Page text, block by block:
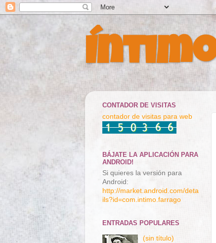
CONTADOR DE VISITAS
contador de visitas para web
BÁJATE LA APLICACIÓN PARA
ANDROID!
Si quieres la versión para
Android:
http://market.android.com/deta
ils?id=com.intimo.farrago
ENTRADAS POPULARES
(sin título)